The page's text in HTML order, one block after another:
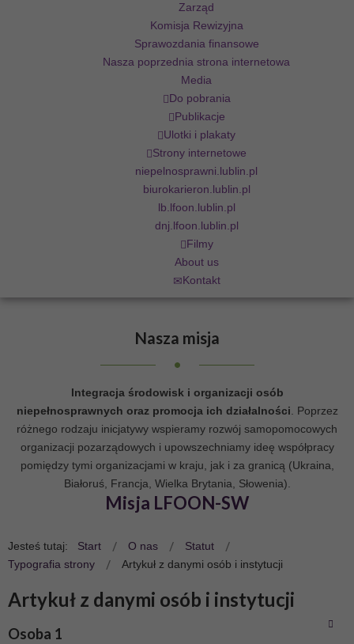
Zarząd
Komisja Rewizyjna
Sprawozdania finansowe
Nasza poprzednia strona internetowa
Media
Do pobrania
Publikacje
Ulotki i plakaty
Strony internetowe
niepelnosprawni.lublin.pl
biurokarieron.lublin.pl
lb.lfoon.lublin.pl
dnj.lfoon.lublin.pl
Filmy
About us
Kontakt
Nasza misja
Integracja środowisk i organizacji osób
niepełnosprawnych oraz promocja ich działalności . Poprzez
różnego rodzaju inicjatywy wspieramy rozwój samopomocowych
organizacji pozarządowych i upowszechniamy ideę współpracy
pomiędzy tymi organizacjami w kraju, jak i za granicą (Ukraina,
Białoruś, Francja, Wielka Brytania, Słowenia).
Misja LFOON-SW
Jesteś tutaj: Start O nas
Statut
Typografia strony
Artykuł z danymi osób i instytucji
Artykuł z danymi osób i instytucji
Osoba 1